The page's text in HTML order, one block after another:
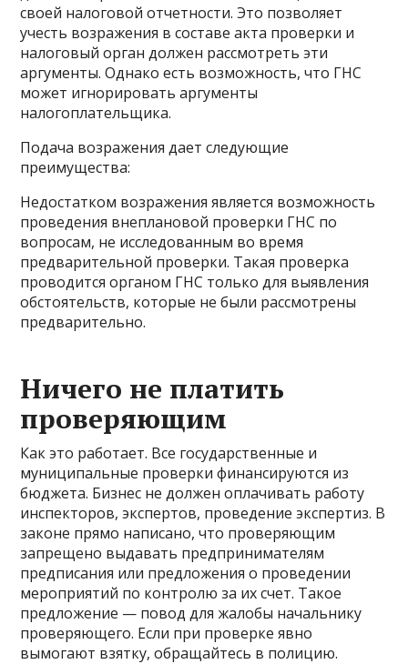
своей налоговой отчетности. Это позволяет
учесть возражения в составе акта проверки и
налоговый орган должен рассмотреть эти
аргументы. Однако есть возможность, что ГНС
может игнорировать аргументы
налогоплательщика.
Подача возражения дает следующие
преимущества:
Недостатком возражения является возможность
проведения внеплановой проверки ГНС по
вопросам, не исследованным во время
предварительной проверки. Такая проверка
проводится органом ГНС только для выявления
обстоятельств, которые не были рассмотрены
предварительно.
Ничего не платить
проверяющим
Как это работает. Все государственные и
муниципальные проверки финансируются из
бюджета. Бизнес не должен оплачивать работу
инспекторов, экспертов, проведение экспертиз. В
законе прямо написано, что проверяющим
запрещено выдавать предпринимателям
предписания или предложения о проведении
мероприятий по контролю за их счет. Такое
предложение — повод для жалобы начальнику
проверяющего. Если при проверке явно
вымогают взятку, обращайтесь в полицию.